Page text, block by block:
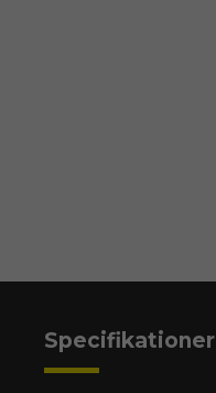
Specifikationer